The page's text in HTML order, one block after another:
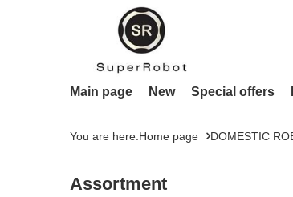
Main page New Special offers
You are here:Home page DOMESTIC
Assortment